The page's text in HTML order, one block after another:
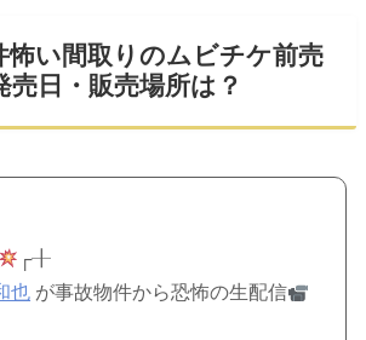
怖い間取りのムビチケ前売
売日・販売場所は？
┌╂
也 が事故物件から恐怖の生配信